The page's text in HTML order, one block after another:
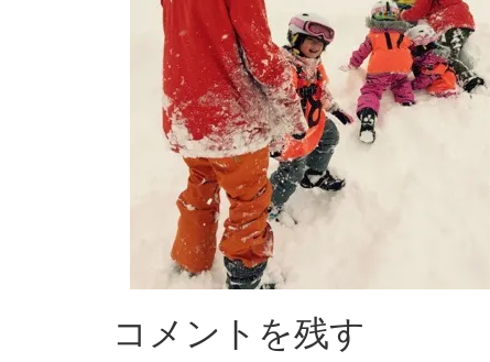
コメントを残す